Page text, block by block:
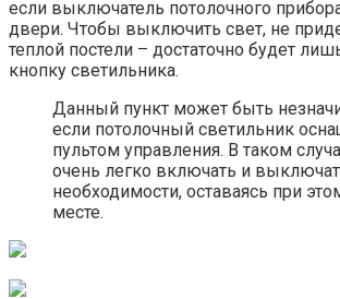
если выключатель потолочного
двери. Чтобы выключить свет, не
теплой постели – достаточно будет
кнопку светильника.
Данный пункт может быть
если потолочный светильник
пультом управления. В таком
очень легко включать и
необходимости, оставаясь при
месте.